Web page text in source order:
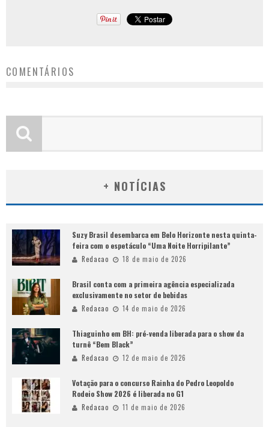
COMENTÁRIOS
+ NOTÍCIAS
Suzy Brasil desembarca em Belo Horizonte nesta quinta-
feira com o espetáculo “Uma Noite Horripilante”
Redacao 18 de maio de 2026
Brasil conta com a primeira agência especializada
exclusivamente no setor de bebidas
Redacao 14 de maio de 2026
Thiaguinho em BH: pré-venda liberada para o show da
turnê “Bem Black”
Redacao 12 de maio de 2026
Votação para o concurso Rainha do Pedro Leopoldo
Rodeio Show 2026 é liberada no G1
Redacao 11 de maio de 2026